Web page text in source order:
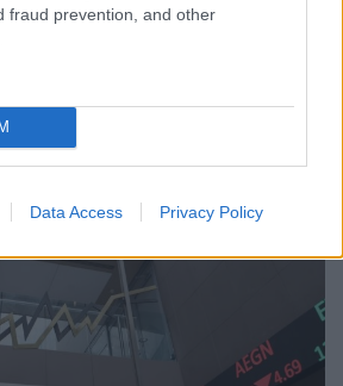
fraud prevention, and other
Data Access Privacy Policy